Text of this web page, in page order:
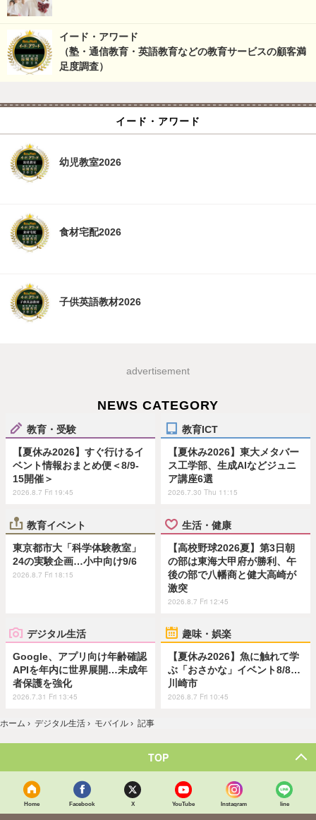
イード・アワード
（塾・通信教育・英語教育などの教育サービスの顧客満
足度調査）
イード・アワード
幼児教室2026
食材宅配2026
子供英語教材2026
advertisement
NEWS CATEGORY
教育・受験
【夏休み2026】すぐ行けるイ
ベント情報おまとめ便＜8/9-
15開催＞
2026.8.7 Fri 19:45
教育ICT
【夏休み2026】東大メタバー
ス工学部、生成AIなどジュニ
ア講座6選
2026.7.30 Thu 11:15
教育イベント
東京都市大「科学体験教室」
24の実験企画…小中向け9/6
2026.8.7 Fri 18:15
生活・健康
【高校野球2026夏】第3日朝
の部は東海大甲府が勝利、午
後の部で八幡商と健大高崎が
激突
2026.8.7 Fri 12:45
デジタル生活
Google、アプリ向け年齢確認
APIを年内に世界展開…未成年
者保護を強化
2026.7.31 Fri 13:45
趣味・娯楽
【夏休み2026】魚に触れて学
ぶ「おさかな」イベント8/8…
川崎市
2026.8.7 Fri 10:45
ホーム › デジタル生活 › モバイル › 記事
TOP
Home Facebook X YouTube Instagram line